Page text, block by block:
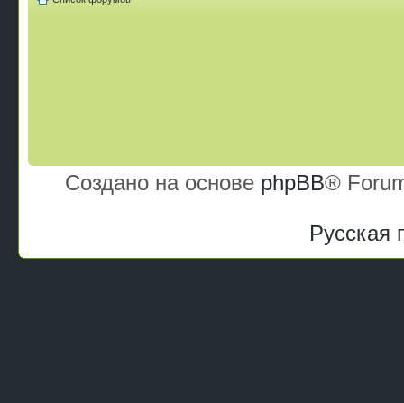
Создано на основе phpBB®
Русская